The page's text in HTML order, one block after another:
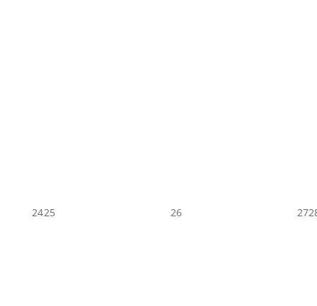
2425 26 27